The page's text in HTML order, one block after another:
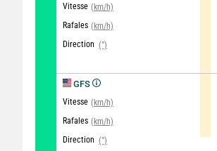
Vitesse (km/h)
Rafales (km/h)
Direction (°)
GFS
Vitesse (km/h)
Rafales (km/h)
Direction (°)